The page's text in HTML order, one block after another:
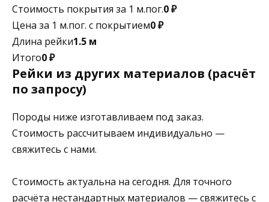
Стоимость покрытия за 1 м.пог.0 ₽
Цена за 1 м.пог. с покрытием0 ₽
Длина рейки1.5 м
Итого0 ₽
Рейки из других материалов (расчёт
по запросу)
Породы ниже изготавливаем под заказ.
Стоимость рассчитываем индивидуально —
свяжитесь с нами.
Стоимость актуальна на сегодня. Для точного
расчёта нестандартных материалов — свяжитесь с